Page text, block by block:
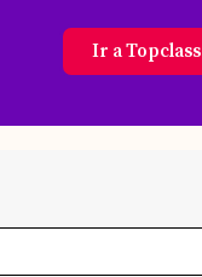
Ir a Topclass